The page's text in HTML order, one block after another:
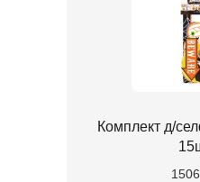
Комплект д/